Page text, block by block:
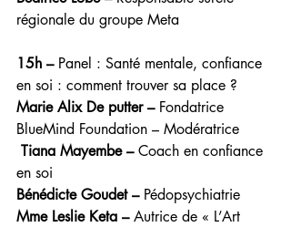
régionale du groupe Meta
15h – Panel : Santé mentale, confiance
en soi : comment trouver sa place ?
Marie Alix De putter – Fondatrice
BlueMind Foundation – Modératrice
Tiana Mayembe – Coach en confiance
en soi
Bénédicte Goudet – Pédopsychiatrie
Mme Leslie Keta – Autrice de « L’Art